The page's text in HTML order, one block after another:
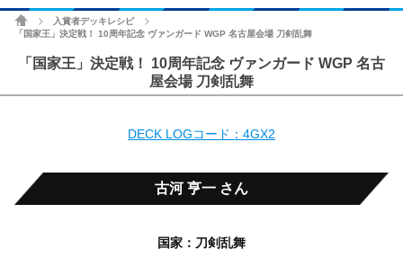
ホーム 入賞者デッキレシピ
「国家王」決定戦！ 10周年記念 ヴァンガード WGP 名古屋会場 刀剣乱舞
「国家王」決定戦！ 10周年記念 ヴァンガード WGP 名古
屋会場 刀剣乱舞
DECK LOGコード：4GX2
古河 亨一 さん
国家：刀剣乱舞